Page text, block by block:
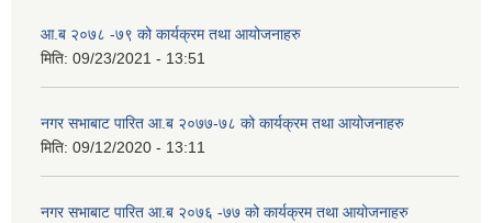
आ.ब २०७८ -७९ को कार्यक्रम तथा आयोजनाहरु
मिति: 09/23/2021 - 13:51
नगर सभाबाट पारित आ.ब २०७७-७८ को कार्यक्रम तथा आयोजनाहरु
मिति: 09/12/2020 - 13:11
नगर सभाबाट पारित आ.ब २०७६ -७७ को कार्यक्रम तथा आयोजनाहरु